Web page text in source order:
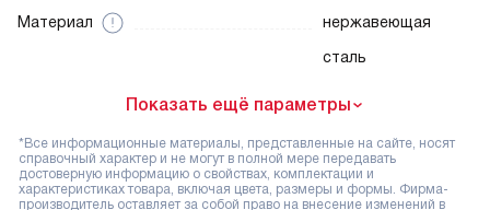
Материал
нержавеющая
сталь
Показать ещё параметры
*Все информационные материалы, представленные на сайте, носят
справочный характер и не могут в полной мере передавать
достоверную информацию о свойствах, комплектации и
характеристиках товара, включая цвета, размеры и формы. Фирма-
производитель оставляет за собой право на внесение изменений в